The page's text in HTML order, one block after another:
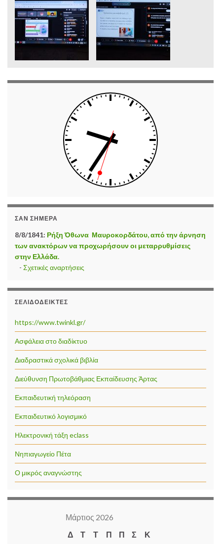
ΣΑΝ ΣΉΜΕΡΑ
8/8/1841: Ρήξη Όθωνα  Μαυροκορδάτου, από την άρνηση
των ανακτόρων να προχωρήσουν οι μεταρρυθμίσεις
στην Ελλάδα.
- Σχετικές αναρτήσεις
ΣΕΛΙΔΟΔΕΊΚΤΕΣ
https://www.twinkl.gr/
Ασφάλεια στο διαδίκτυο
Διαδραστικά σχολικά βιβλία
Διεύθυνση Πρωτοβάθμιας Εκπαίδευσης Άρτας
Εκπαιδευτική τηλεόραση
Εκπαιδευτικό λογισμικό
Ηλεκτρονική τάξη eclass
Νηπιαγωγείο Πέτα
Ο μικρός αναγνώστης
Μάρτιος 2026
Δ
Τ Τ Π Π Σ Κ